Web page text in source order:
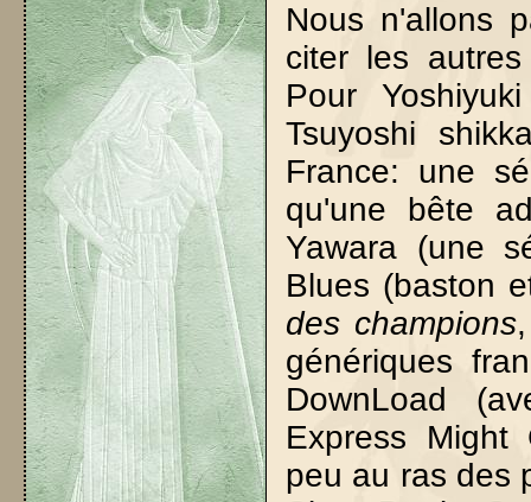
Nous n'allons
citer les
Pour
Tsuyoshi
France: une
qu'une bête
Yawara (une
Blues (baston
des champions
génériques
DownLoad
Express Might
peu au ras des